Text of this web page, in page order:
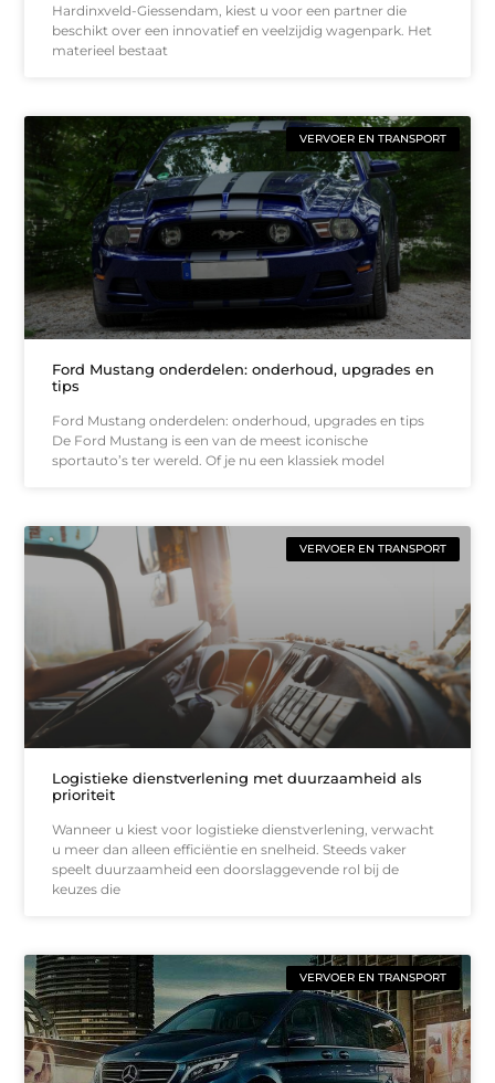
Hardinxveld-Giessendam, kiest u voor een partner die
beschikt over een innovatief en veelzijdig wagenpark. Het
materieel bestaat
VERVOER EN TRANSPORT
Ford Mustang onderdelen: onderhoud, upgrades en
tips
Ford Mustang onderdelen: onderhoud, upgrades en tips
De Ford Mustang is een van de meest iconische
sportauto’s ter wereld. Of je nu een klassiek model
VERVOER EN TRANSPORT
Logistieke dienstverlening met duurzaamheid als
prioriteit
Wanneer u kiest voor logistieke dienstverlening, verwacht
u meer dan alleen efficiëntie en snelheid. Steeds vaker
speelt duurzaamheid een doorslaggevende rol bij de
keuzes die
VERVOER EN TRANSPORT